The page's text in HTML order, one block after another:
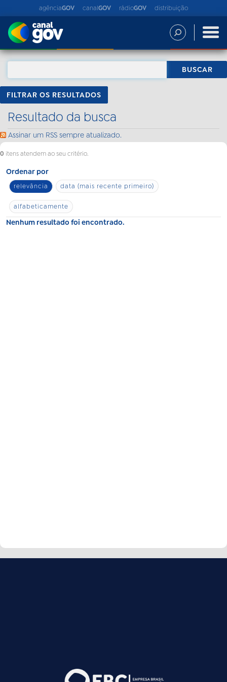
agênciaGOV canalGOV rádioGOV distribuição
FILTRAR OS RESULTADOS
Resultado da busca
Assinar um RSS sempre atualizado.
0 itens atendem ao seu critério.
Ordenar por
relevância data (mais recente primeiro)
alfabeticamente
Nenhum resultado foi encontrado.